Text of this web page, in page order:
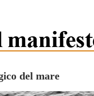
del mare